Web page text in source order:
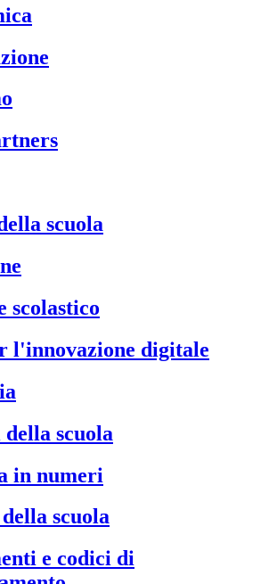
scuola
scolastico
l'innovazione digitale
scuola
in numeri
scuola
e codici di